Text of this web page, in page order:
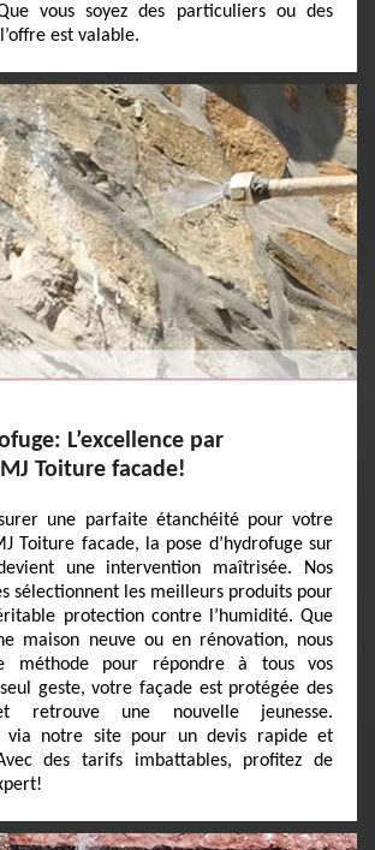
vous soyez des particuliers ou des
est valable.
L’excellence par
Toiture facade!
une parfaite étanchéité pour votre
Toiture facade, la pose d’hydrofuge sur
une intervention maîtrisée. Nos
sélectionnent les meilleurs produits pour
protection contre l’humidité. Que
maison neuve ou en rénovation, nous
méthode pour répondre à tous vos
geste, votre façade est protégée des
retrouve une nouvelle jeunesse.
via notre site pour un devis rapide et
des tarifs imbattables, profitez de